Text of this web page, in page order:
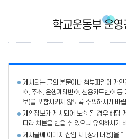
학교운동부 운영
게시되는 글의 본문이나 첨부파일에
개인
호, 주소, 은행계좌번호, 신용카드번호 등
보)를 포함시키지 않도록 주의하시기 바
개인정보가 게시되어 노출 될 경우 해당
따라 처분을 받을 수 있으니 유의하시기
게시글에 이미지 삽입 시 [상세 내용]을 “